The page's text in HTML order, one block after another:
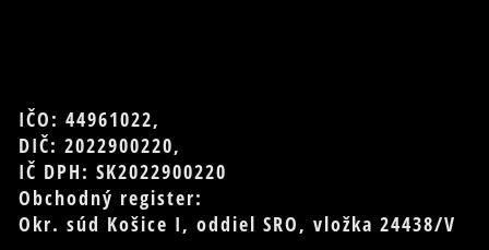
IČO: 44961022,
DIČ: 2022900220,
IČ DPH: SK2022900220
Obchodný register:
Okr. súd Košice I, oddiel SRO, vložka 24438/V